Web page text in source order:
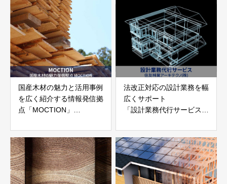
国産木材の魅力と活用事例
を広く紹介する情報発信拠
点「MOCTION」
法改正対応の設計業務を幅
広くサポート
「設計業務代行サービス」
会社